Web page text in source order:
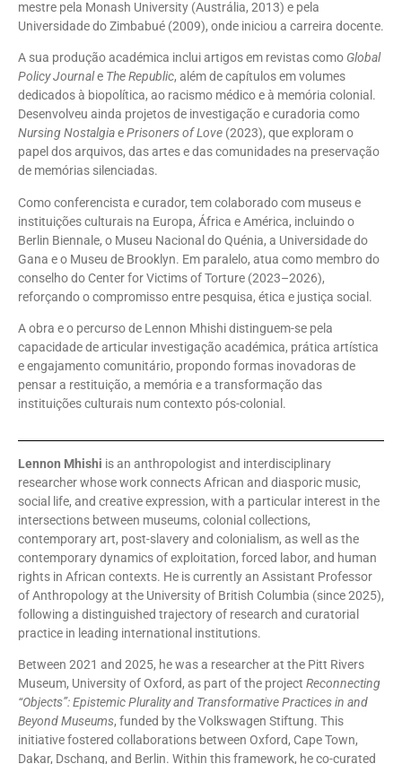
mestre pela Monash University (Austrália, 2013) e pela
Universidade do Zimbabué (2009), onde iniciou a carreira docente.
A sua produção académica inclui artigos em revistas como Global
Policy Journale The Republic, além de capítulos em volumes
dedicados à biopolítica, ao racismo médico e à memória colonial.
Desenvolveu ainda projetos de investigação e curadoria como
Nursing NostalgiaePrisoners of Love (2023), que exploram o
papel dos arquivos, das artes e das comunidades na preservação
de memórias silenciadas.
Como conferencista e curador, tem colaborado com museus e
instituições culturais na Europa, África e América, incluindo o
Berlin Biennale, o Museu Nacional do Quénia, a Universidade do
Gana e o Museu de Brooklyn. Em paralelo, atua como membro do
conselho do Center for Victims of Torture (2023–2026),
reforçando o compromisso entre pesquisa, ética e justiça social.
A obra e o percurso de Lennon Mhishi distinguem-se pela
capacidade de articular investigação académica, prática artística
e engajamento comunitário, propondo formas inovadoras de
pensar a restituição, a memória e a transformação das
instituições culturais num contexto pós-colonial.
Lennon Mhishi is an anthropologist and interdisciplinary
researcher whose work connects African and diasporic music,
social life, and creative expression, with a particular interest in the
intersections between museums, colonial collections,
contemporary art, post-slavery and colonialism, as well as the
contemporary dynamics of exploitation, forced labor, and human
rights in African contexts. He is currently an Assistant Professor
of Anthropology at the University of British Columbia (since 2025),
following a distinguished trajectory of research and curatorial
practice in leading international institutions.
Between 2021 and 2025, he was a researcher at the Pitt Rivers
Museum, University of Oxford, as part of the project Reconnecting
“Objects”: Epistemic Plurality and Transformative Practices in and
Beyond Museums, funded by the Volkswagen Stiftung. This
initiative fostered collaborations between Oxford, Cape Town,
Dakar, Dschang, and Berlin. Within this framework, he co-curated